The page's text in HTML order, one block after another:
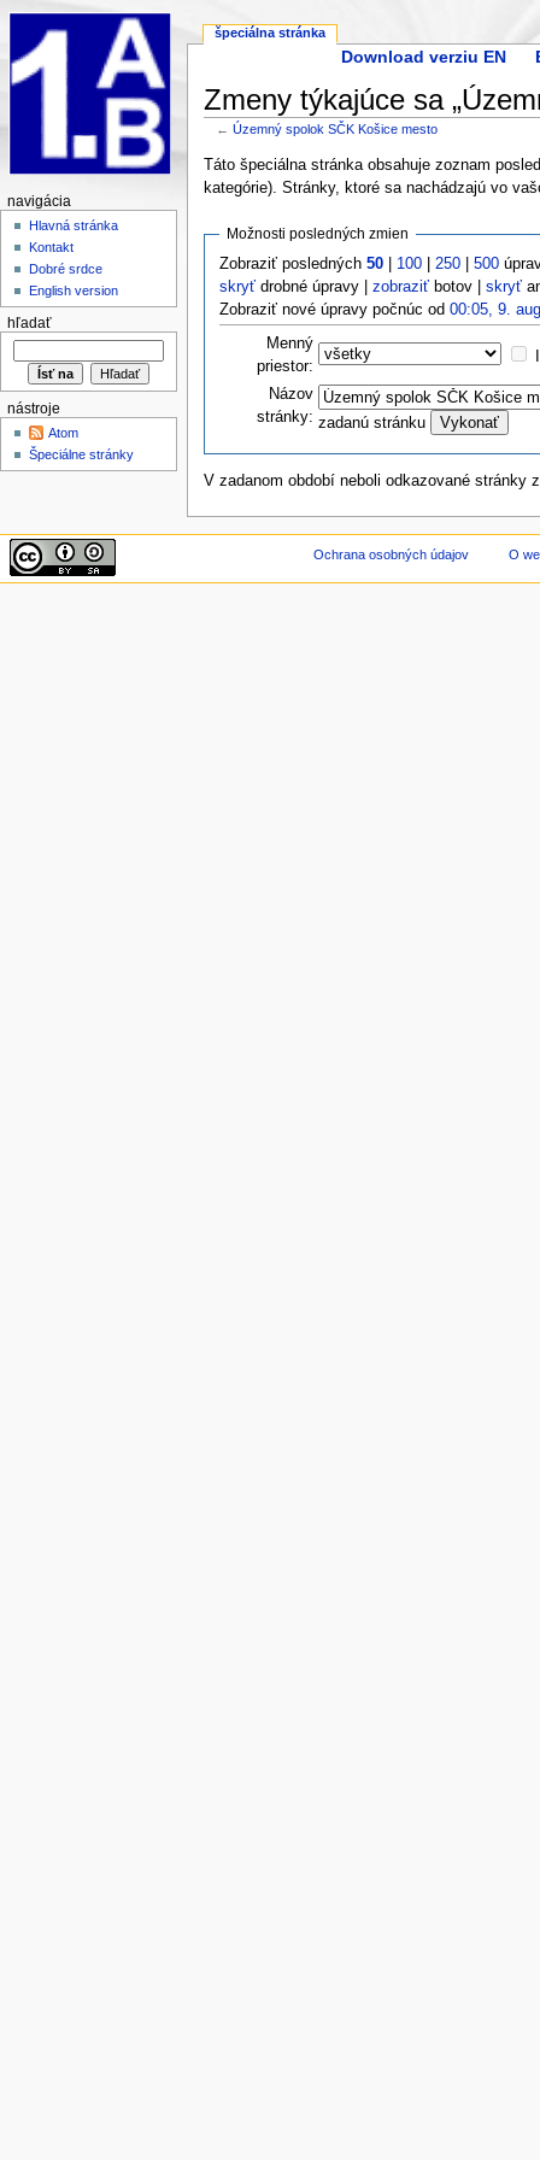
Download verziu EN
Zmeny týkajúce sa
←Územný spolok SČK Košice mesto
Táto špeciálna stránka obsahuje zoznam
kategórie). Stránky, ktoré sa nachádzajú vo
Možnosti posledných zmien
Zobraziť posledných50 100 250 |500
skryť drobné úpravy |zobraziť botov |skryť
Zobraziť nové úpravy počnúc od00:05, 9.
Menný
priestor:
Názov
stránky: zadanú stránku
V zadanom období neboli odkazované stránky
špeciálna stránka
navigácia
Hlavná stránka
Kontakt
Dobré srdce
English version
hľadať
nástroje
Atom
Špeciálne stránky
Ochrana osobných údajov O